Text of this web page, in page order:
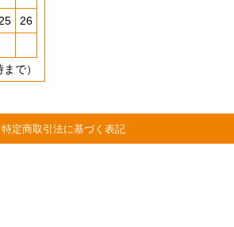
25
26
で）
特定商取引法に基づく表記